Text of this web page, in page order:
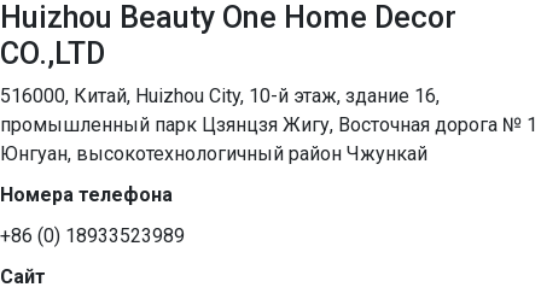
Huizhou Beauty One Home Decor
CO.,LTD
516000, Китай, Huizhou City, 10-й этаж, здание 16,
промышленный парк Цзянцзя Жигу, Восточная дорога № 1
Юнгуан, высокотехнологичный район Чжункай
Номера телефона
+86 (0) 18933523989
Сайт